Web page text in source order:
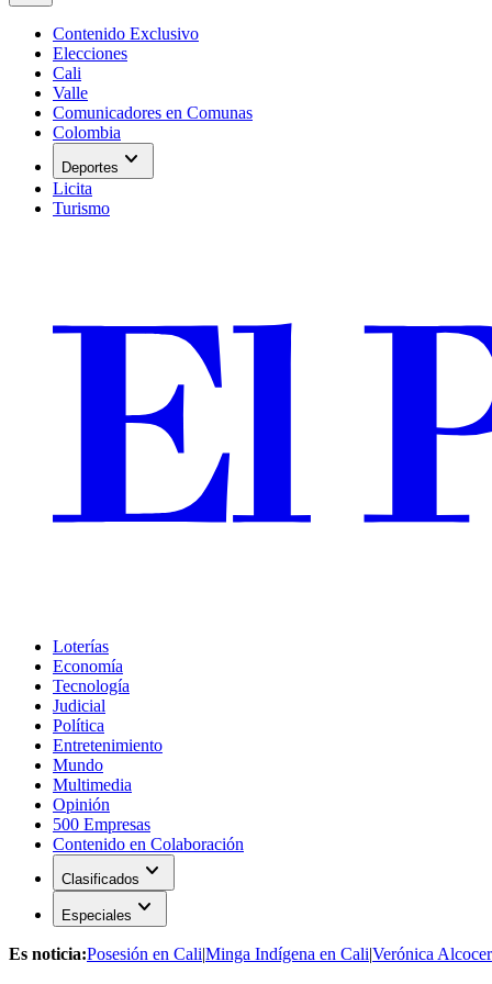
Contenido Exclusivo
Elecciones
Cali
Valle
Comunicadores en Comunas
Colombia
Deportes expand_more
Licita
Turismo
Loterías
Economía
Tecnología
Judicial
Política
Entretenimiento
Mundo
Multimedia
Opinión
500 Empresas
Contenido en Colaboración
Clasificados expand_more
Especiales expand_more
Es noticia:Posesión en Cali|Minga Indígena en Cali|Verónica Alcocer